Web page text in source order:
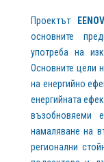
Проектът
основните
употреба на
Основните цели
на енергийно
енергийната
възобновяеми
намаляване на
регионални